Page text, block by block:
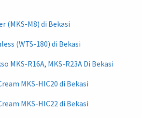
(MKS-M8) di Bekasi
(WTS-180) di Bekasi
MKS-R16A, MKS-R23A Di Bekasi
MKS-HIC20 di Bekasi
MKS-HIC22 di Bekasi